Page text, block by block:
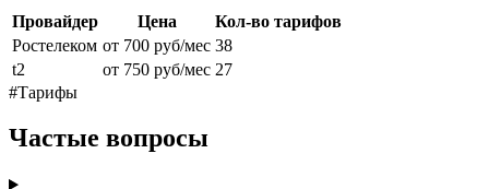
Провайдер Цена
Кол-во тарифов
Ростелеком от 700 руб/мес 38
t2
от 750 руб/мес 27
#Тарифы
Частые вопросы